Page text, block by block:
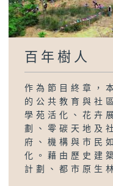
百年樹人
作為節目終章，
的公共教育與社
學苑活化、花卉
劃、零碳天地及
府、機構與市民
化。藉由歷史建
計劃、都市原生